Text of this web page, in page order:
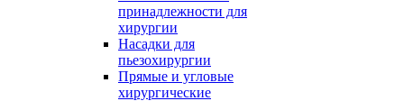
принадлежности для
хирургии
Насадки для
пьезохирургии
Прямые и угловые
хирургические